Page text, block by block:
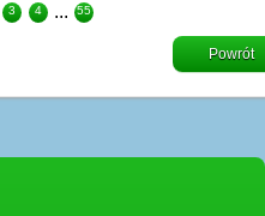
3 4 ... 55
Powrót